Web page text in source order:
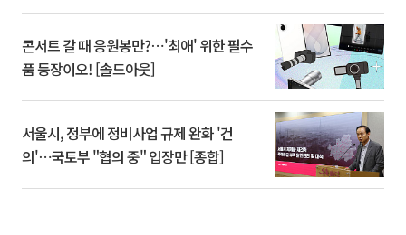
콘서트 갈 때 응원봉만?⋯'최애' 위한 필수
품 등장이오! [솔드아웃]
서울시, 정부에 정비사업 규제 완화 '건
의'⋯국토부 "협의 중" 입장만 [종합]